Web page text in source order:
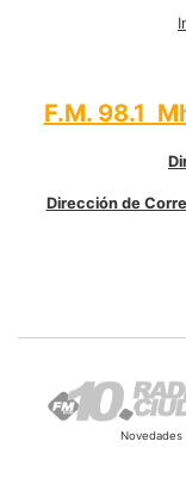
F.M. 98.1
Dirección de